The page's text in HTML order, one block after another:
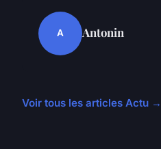
A Antonin
Voir tous les articles Actu →